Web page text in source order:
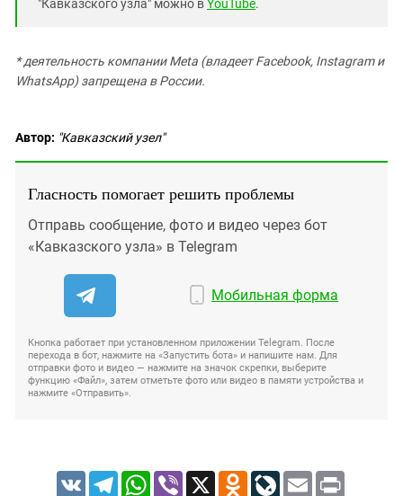
"Кавказского узла" можно вYouTube.
* деятельность компании Meta (владеет Facebook, Instagram и
WhatsApp) запрещена в России.
Автор: "Кавказский узел"
Гласность помогает решить проблемы
Отправь сообщение, фото и видео через бот
«Кавказского узла» в Telegram
Мобильная форма
Кнопка работает при установленном приложении Telegram. После
перехода в бот, нажмите на «Запустить бота» и напишите нам. Для
отправки фото и видео — нажмите на значок скрепки, выберите
функцию «Файл», затем отметьте фото или видео в памяти устройства и
нажмите «Отправить».
VK TelegramWhatsApp
Viber X Odnoklassniki
LiveJournal
Email Print